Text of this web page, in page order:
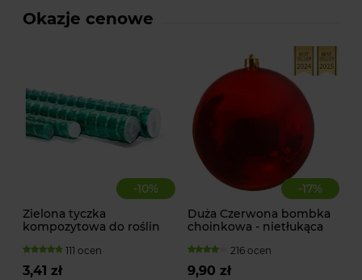
Okazje cenowe
-10%
Zielona tyczka
kompozytowa do roślin
111 ocen
3,41 zł
-17%
Duża Czerwona bombka
choinkowa - nietłukąca
216 ocen
9,90 zł